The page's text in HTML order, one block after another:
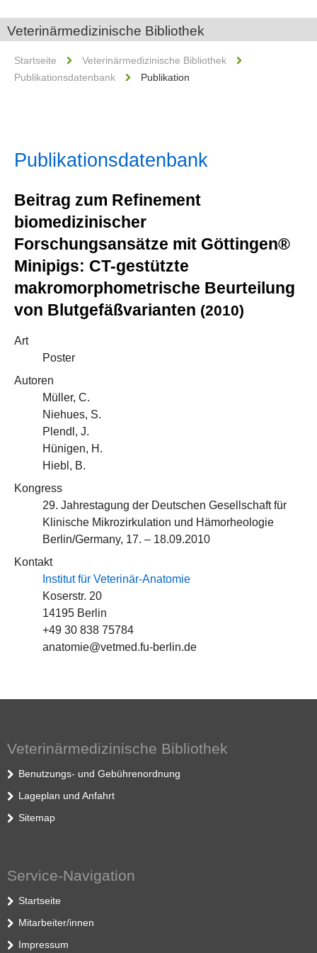
Veterinärmedizinische Bibliothek
Startseite
Veterinärmedizinische Bibliothek
Publikationsdatenbank
Publikation
Publikationsdatenbank
Beitrag zum Refinement
biomedizinischer
Forschungsansätze mit Göttingen®
Minipigs: CT-gestützte
makromorphometrische Beurteilung
von Blutgefäßvarianten (2010)
Art
Poster
Autoren
Müller, C.
Niehues, S.
Plendl, J.
Hünigen, H.
Hiebl, B.
Kongress
29. Jahrestagung der Deutschen Gesellschaft für
Klinische Mikrozirkulation und Hämorheologie
Berlin/Germany, 17. – 18.09.2010
Kontakt
Institut für Veterinär-Anatomie
Koserstr. 20
14195 Berlin
+49 30 838 75784
anatomie@vetmed.fu-berlin.de
Veterinärmedizinische Bibliothek
Benutzungs- und Gebührenordnung
Lageplan und Anfahrt
Sitemap
Service-Navigation
Startseite
Mitarbeiter/innen
Impressum